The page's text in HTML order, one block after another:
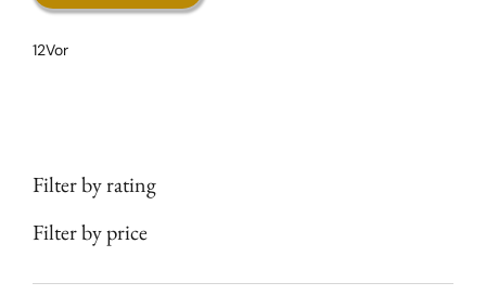
12Vor
Filter by rating
Filter by price